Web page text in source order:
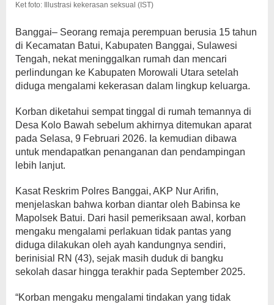
Ket foto: Illustrasi kekerasan seksual (IST)
Banggai– Seorang remaja perempuan berusia 15 tahun
di Kecamatan Batui, Kabupaten Banggai, Sulawesi
Tengah, nekat meninggalkan rumah dan mencari
perlindungan ke Kabupaten Morowali Utara setelah
diduga mengalami kekerasan dalam lingkup keluarga.
Korban diketahui sempat tinggal di rumah temannya di
Desa Kolo Bawah sebelum akhirnya ditemukan aparat
pada Selasa, 9 Februari 2026. Ia kemudian dibawa
untuk mendapatkan penanganan dan pendampingan
lebih lanjut.
Kasat Reskrim Polres Banggai, AKP Nur Arifin,
menjelaskan bahwa korban diantar oleh Babinsa ke
Mapolsek Batui. Dari hasil pemeriksaan awal, korban
mengaku mengalami perlakuan tidak pantas yang
diduga dilakukan oleh ayah kandungnya sendiri,
berinisial RN (43), sejak masih duduk di bangku
sekolah dasar hingga terakhir pada September 2025.
“Korban mengaku mengalami tindakan yang tidak